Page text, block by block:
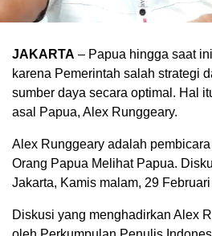
JAKARTA – Papua hingga saat
karena Pemerintah salah strategi
sumber daya secara optimal. Hal
asal Papua, Alex Runggeary.
Alex Runggeary adalah
Orang Papua Melihat Papua.
Jakarta, Kamis malam, 29
Diskusi yang menghadirkan Alex